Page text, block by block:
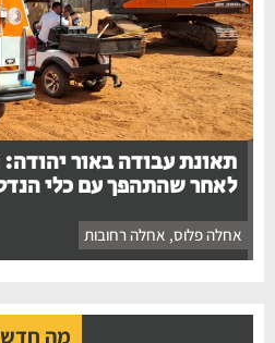
תאונת עבודה באור יהודה:
לאחר שהתהפך עם כלי
אחלה פלוס, אחלה רחובות
מה